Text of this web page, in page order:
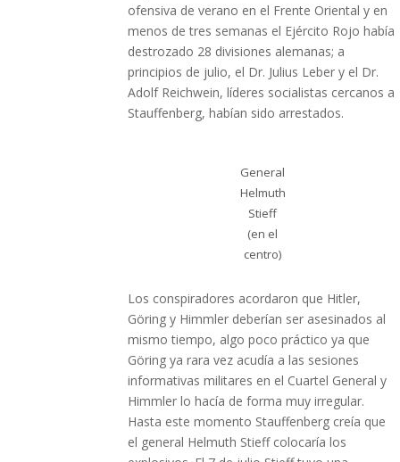
ofensiva de verano en el Frente Oriental y en
menos de tres semanas el Ejército Rojo había
destrozado 28 divisiones alemanas; a
principios de julio, el Dr. Julius Leber y el Dr.
Adolf Reichwein, líderes socialistas cercanos a
Stauffenberg, habían sido arrestados.
General
Helmuth
Stieff
(en el
centro)
Los conspiradores acordaron que Hitler,
Göring y Himmler deberían ser asesinados al
mismo tiempo, algo poco práctico ya que
Göring ya rara vez acudía a las sesiones
informativas militares en el Cuartel General y
Himmler lo hacía de forma muy irregular.
Hasta este momento Stauffenberg creía que
el general Helmuth Stieff colocaría los